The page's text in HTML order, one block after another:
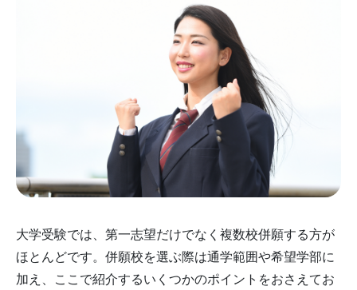
大学受験では、第一志望だけでなく複数校併願する方が
ほとんどです。併願校を選ぶ際は通学範囲や希望学部に
加え、ここで紹介するいくつかのポイントをおさえてお